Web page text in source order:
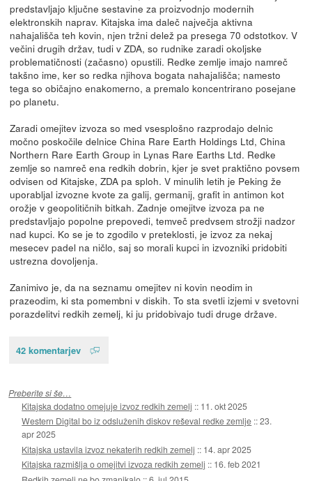
predstavljajo ključne sestavine za proizvodnjo modernih
elektronskih naprav. Kitajska ima daleč največja aktivna
nahajališča teh kovin, njen tržni delež pa presega 70 odstotkov. V
večini drugih držav, tudi v ZDA, so rudnike zaradi okoljske
problematičnosti (začasno) opustili. Redke zemlje imajo namreč
takšno ime, ker so redka njihova bogata nahajališča; namesto
tega so običajno enakomerno, a premalo koncentrirano posejane
po planetu.
Zaradi omejitev izvoza so med vsesplošno razprodajo delnic
močno poskočile delnice China Rare Earth Holdings Ltd, China
Northern Rare Earth Group in Lynas Rare Earths Ltd. Redke
zemlje so namreč ena redkih dobrin, kjer je svet praktično povsem
odvisen od Kitajske, ZDA pa sploh. V minulih letih je Peking že
uporabljal izvozne kvote za galij, germanij, grafit in antimon kot
orožje v geopolitičnih bitkah. Zadnje omejitve izvoza pa ne
predstavljajo popolne prepovedi, temveč predvsem strožji nadzor
nad kupci. Ko se je to zgodilo v preteklosti, je izvoz za nekaj
mesecev padel na ničlo, saj so morali kupci in izvozniki pridobiti
ustrezna dovoljenja.
Zanimivo je, da na seznamu omejitev ni kovin neodim in
prazeodim, ki sta pomembni v diskih. To sta svetli izjemi v svetovni
porazdelitvi redkih zemelj, ki ju pridobivajo tudi druge države.
42 komentarjev
Preberite si še…
Kitajska dodatno omejuje izvoz redkih zemelj :: 11. okt 2025
Western Digital bo iz odsluženih diskov reševal redke zemlje ::23.
apr 2025
Kitajska ustavila izvoz nekaterih redkih zemelj :: 14. apr 2025
Kitajska razmišlja o omejitvi izvoza redkih zemelj :: 16. feb 2021